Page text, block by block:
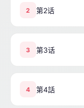
2 第2话
3 第3话
4 第4話